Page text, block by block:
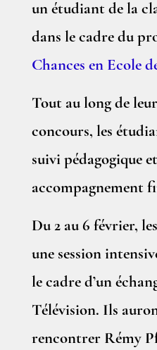
un étudiant de la
dans le cadre du
Chances en Ecole
Tout au long de
concours, les
suivi pédagogique
accompagnement
Du 2 au 6 février,
une session
le cadre d’un
Télévision. Ils
rencontrer Rémy